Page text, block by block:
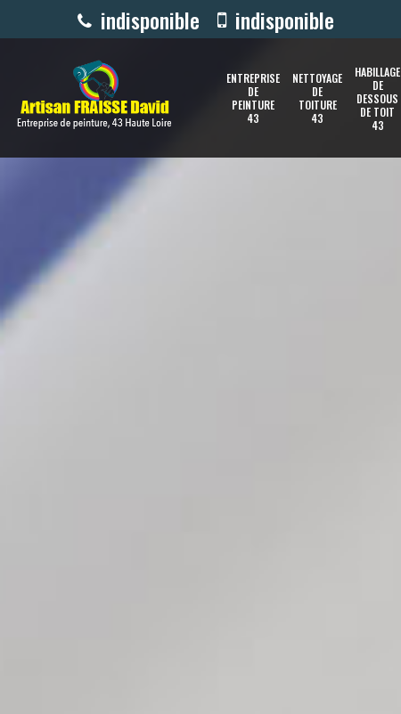
indisponible indisponible
ENTREPRISE
DE
PEINTURE
43
NETTOYAGE
DE
TOITURE
43
HABILLAGE
DE
DESSOUS
DE TOIT
43